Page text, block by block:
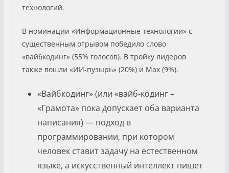
технологий.
В номинации «Информационные технологии» с
существенным отрывом победило слово
«вайбкодинг» (55% голосов). В тройку лидеров
также вошли «ИИ-пузырь» (20%) и Max (9%).
«Вайбкодинг» (или «вайб-кодинг –
«Грамота» пока допускает оба варианта
написания) — подход в
программировании, при котором
человек ставит задачу на естественном
языке, а искусственный интеллект пишет